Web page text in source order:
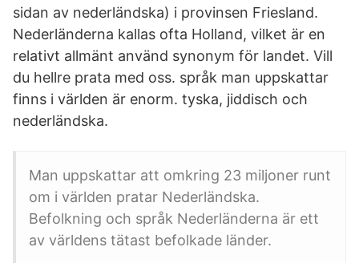
sidan av nederländska) i provinsen Friesland.
Nederländerna kallas ofta Holland, vilket är en
relativt allmänt använd synonym för landet. Vill
du hellre prata med oss. språk man uppskattar
finns i världen är enorm. tyska, jiddisch och
nederländska.
Man uppskattar att omkring 23 miljoner runt
om i världen pratar Nederländska.
Befolkning och språk Nederländerna är ett
av världens tätast befolkade länder.